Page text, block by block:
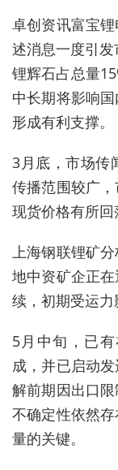
卓创资讯富宝
述消息一度引
锂辉石占总量
中长期将影响
形成有利支撑。
3月底，市场传
传播范围较广
现货价格有所回
上海钢联锂矿
地中资矿企正
续，初期受运力
5月中旬，已
成，并已启动发
解前期因出口
不确定性依然
量的关键。